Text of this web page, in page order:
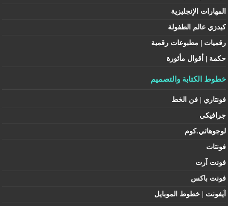
المهارات الإنجليزية
كيدزي عالم الطفولة
رقميات | مطبوعات رقمية
حكمة | أقوال مأثورة
خطوط الكتابة والتصميم
فونتاري | فن الخط
جرافيكي
لوجوهاتي.كوم
فونتات
فونت آرت
فونت باكس
آيفونت | خطوط الموبايل